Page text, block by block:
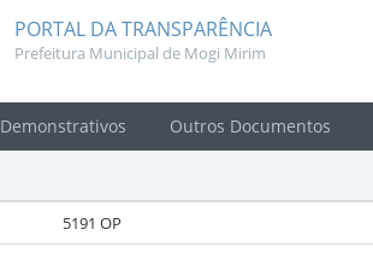
PORTAL DA TRANSPARÊNCIA
Prefeitura Municipal de Mogi Mirim
Demonstrativos Outros Documentos
5191 OP